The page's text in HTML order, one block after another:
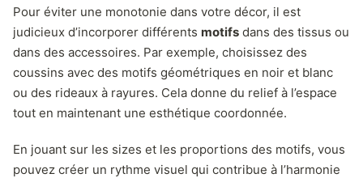
Pour éviter une monotonie dans votre décor, il est
judicieux d’incorporer différents motifs dans des tissus ou
dans des accessoires. Par exemple, choisissez des
coussins avec des motifs géométriques en noir et blanc
ou des rideaux à rayures. Cela donne du relief à l’espace
tout en maintenant une esthétique coordonnée.
En jouant sur les sizes et les proportions des motifs, vous
pouvez créer un rythme visuel qui contribue à l’harmonie